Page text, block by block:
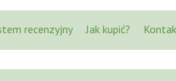
recenzyjny Jak kupić?